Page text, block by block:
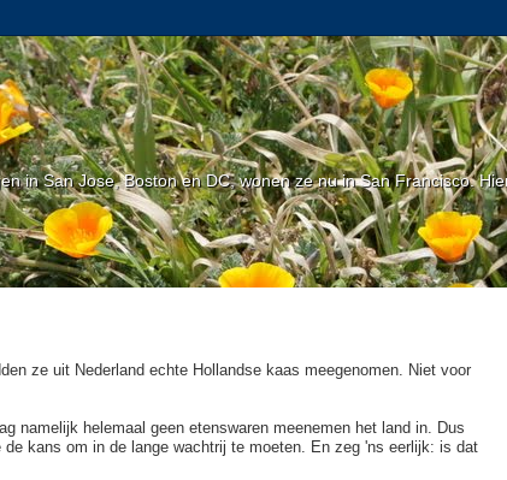
in San Jose, Boston en DC, wonen ze nu in San Francisco.
ze uit Nederland echte Hollandse kaas meegenomen. Niet voor
namelijk helemaal geen etenswaren meenemen het land in. Dus
kans om in de lange wachtrij te moeten. En zeg 'ns eerlijk: is dat